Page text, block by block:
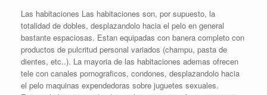
Las habitaciones Las habitaciones son, por supuesto, la
totalidad de dobles, desplazandolo hacia el pelo en general
bastante espaciosas. Estan equipadas con banera completo con
productos de pulcritud personal variados (champu, pasta de
dientes, etc..). La mayoria de las habitaciones ademas ofrecen
tele con canales pornograficos, condones, desplazandolo hacia
el pelo maquinas expendedoras sobre juguetes sexuales.